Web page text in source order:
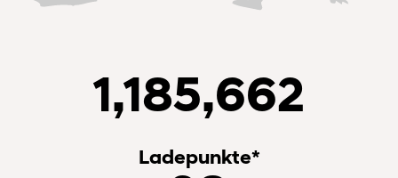
1,185,662
Ladepunkte*